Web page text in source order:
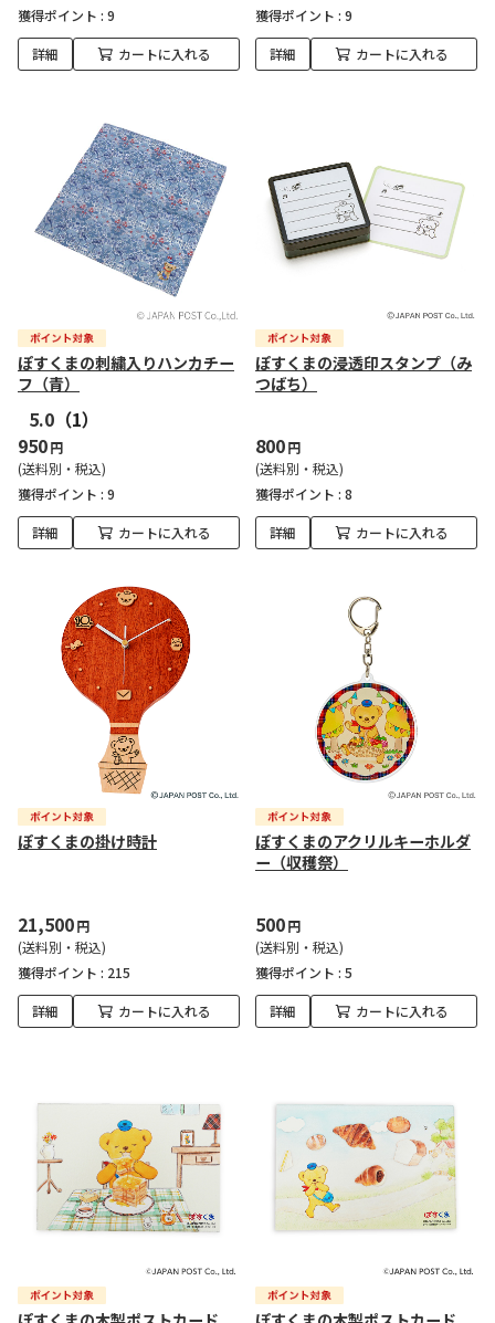
獲得ポイント : 9
詳細 カートに入れる
獲得ポイント : 9
詳細 カートに入れる
ぽすくまの刺繍入りハンカチー
フ（青）
5.0 （1）
950円
(送料別・税込)
獲得ポイント : 9
詳細 カートに入れる
ぽすくまの浸透印スタンプ（み
つばち）
800円
(送料別・税込)
獲得ポイント : 8
詳細 カートに入れる
ぽすくまの掛け時計
21,500円
(送料別・税込)
獲得ポイント : 215
詳細 カートに入れる
ぽすくまのアクリルキーホルダ
ー（収穫祭）
500円
(送料別・税込)
獲得ポイント : 5
詳細 カートに入れる